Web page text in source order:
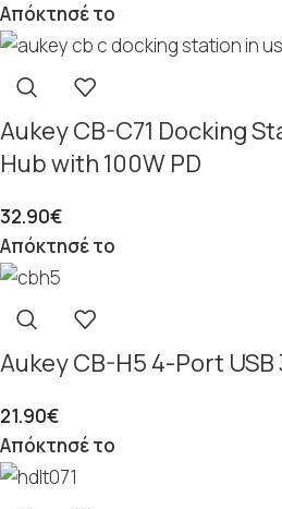
Απόκτησέ το
Aukey CB-C71 Docking
Hub with 100W PD
32.90€
Απόκτησέ το
Aukey CB-H5 4-Port USB
21.90€
Απόκτησέ το